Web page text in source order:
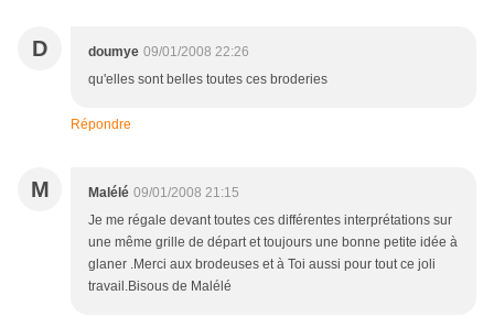
D doumye 09/01/2008 22:26
qu'elles sont belles toutes ces broderies
Répondre
M Malélé 09/01/2008 21:15
Je me régale devant toutes ces différentes interprétations sur
une même grille de départ et toujours une bonne petite idée à
glaner .Merci aux brodeuses et à Toi aussi pour tout ce joli
travail.Bisous de Malélé